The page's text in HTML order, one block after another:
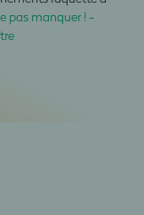
pas manquer ! -